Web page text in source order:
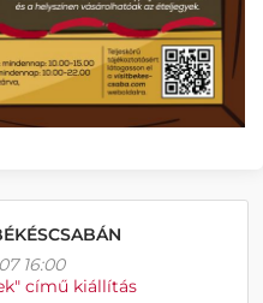
16:00
című kiállítás